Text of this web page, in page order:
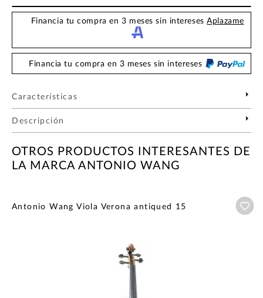
Financia tu compra en 3 meses sin interesesAplazame
Financia tu compra en 3 meses sin intereses
Características
Descripción
OTROS PRODUCTOS INTERESANTES DE
LA MARCA ANTONIO WANG
Antonio Wang Viola Verona antiqued 15